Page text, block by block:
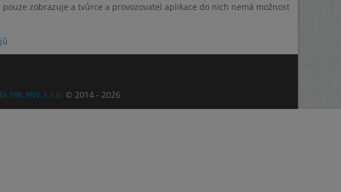
zobrazuje a tvůrce a provozovatel aplikace do nich nemá možnost
SW, HW, s.r.o. © 2014 - 2026